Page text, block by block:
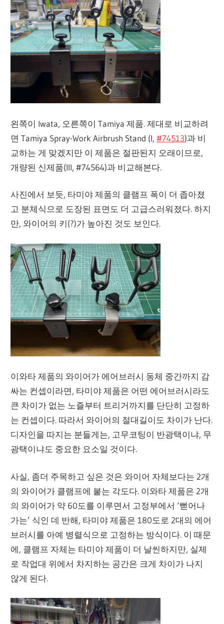
왼쪽이 Iwata, 오른쪽이 Tamiya 제품. 제대로 비교하려
면 Tamiya Spray-Work Airbrush Stand (I,#74513)과 비
교하는 게 맞겠지만 이 제품은 절판된지 오래이므로,
개량된 신제품(III, #74564)과 비교해본다.
사진에서 보듯, 타미야 제품의 클램프 폭이 더 좁아졌
고 분체식으로 도장된 표면도 더 고급스러워졌다. 하지
만, 와이어의 키(?)가 높아진 것도 보인다.
이와타 제품의 와이어가 에어브러시 동체 중간까지 감
싸는 컨셉이라면, 타미야 제품은 어떤 에어브러시라도
큰 차이가 없는 노즐부터 트리거까지를 단단히 고정하
는 컨셉이다. 따라서 와이어의 절대길이도 차이가 난다.
디자인을 따지는 분들게는, 고무코팅이 반광택이냐, 무
광택이냐도 중요한 요소일 것이다.
사실, 좀더 주목하고 싶은 것은 와이어 자체보다는 2개
의 와이어가 클램프에 붙는 각도다. 이와타 제품은 2개
의 와이어가 약 60도를 이루면서 고정부에서 ‘뻗어나
가는’ 식인 데 반해, 타미야 제품은 180도로 2대의 에어
브러시를 아예 병렬식으로 고정하는 방식이다. 이 때문
에, 클램프 자체는 타미야 제품이 더 날씬하지만, 실제
로 작업대 위에서 차지하는 공간은 크게 차이가 나지
않게 된다.